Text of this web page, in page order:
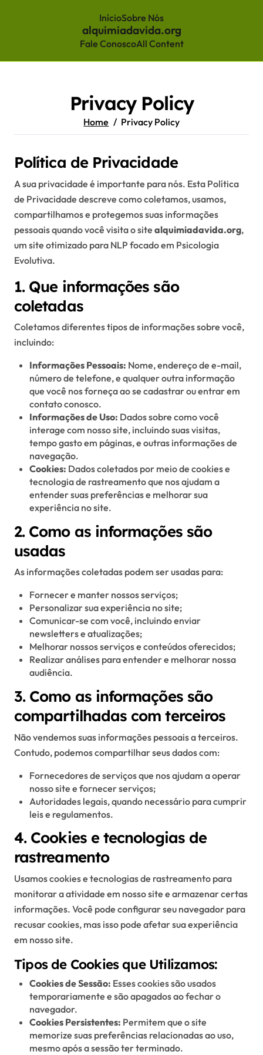
InícioSobre Nós
alquimiadavida.org
Fale ConoscoAll Content
Privacy Policy
Home Privacy Policy
Política de Privacidade
A sua privacidade é importante para nós. Esta Política
de Privacidade descreve como coletamos, usamos,
compartilhamos e protegemos suas informações
pessoais quando você visita o site alquimiadavida.org,
um site otimizado para NLP focado em Psicologia
Evolutiva.
1. Que informações são
coletadas
Coletamos diferentes tipos de informações sobre você,
incluindo:
Informações Pessoais: Nome, endereço de e-mail,
número de telefone, e qualquer outra informação
que você nos forneça ao se cadastrar ou entrar em
contato conosco.
Informações de Uso: Dados sobre como você
interage com nosso site, incluindo suas visitas,
tempo gasto em páginas, e outras informações de
navegação.
Cookies: Dados coletados por meio de cookies e
tecnologia de rastreamento que nos ajudam a
entender suas preferências e melhorar sua
experiência no site.
2. Como as informações são
usadas
As informações coletadas podem ser usadas para:
Fornecer e manter nossos serviços;
Personalizar sua experiência no site;
Comunicar-se com você, incluindo enviar
newsletters e atualizações;
Melhorar nossos serviços e conteúdos oferecidos;
Realizar análises para entender e melhorar nossa
audiência.
3. Como as informações são
compartilhadas com terceiros
Não vendemos suas informações pessoais a terceiros.
Contudo, podemos compartilhar seus dados com:
Fornecedores de serviços que nos ajudam a operar
nosso site e fornecer serviços;
Autoridades legais, quando necessário para cumprir
leis e regulamentos.
4. Cookies e tecnologias de
rastreamento
Usamos cookies e tecnologias de rastreamento para
monitorar a atividade em nosso site e armazenar certas
informações. Você pode configurar seu navegador para
recusar cookies, mas isso pode afetar sua experiência
em nosso site.
Tipos de Cookies que Utilizamos:
Cookies de Sessão: Esses cookies são usados
temporariamente e são apagados ao fechar o
navegador.
Cookies Persistentes: Permitem que o site
memorize suas preferências relacionadas ao uso,
mesmo após a sessão ter terminado.